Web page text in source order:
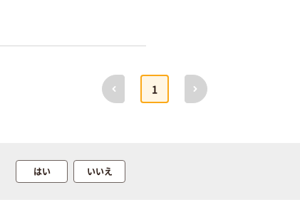
前へ
1
次へ
はい いいえ
ブル60
北欧パッ
ジ アスク
衛門 「お茶、どう
￥528~ （税込）